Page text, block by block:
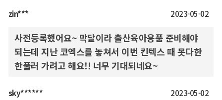
zin*** 2023-05-02
사전등록했어요~ 막달이라 출산육아용품 준비해야
되는데 지난 코엑스를 놓쳐서 이번 킨텍스 때 못다한
한풀러 가려고 해요!! 너무 기대되네요~
sky****** 2023-05-02